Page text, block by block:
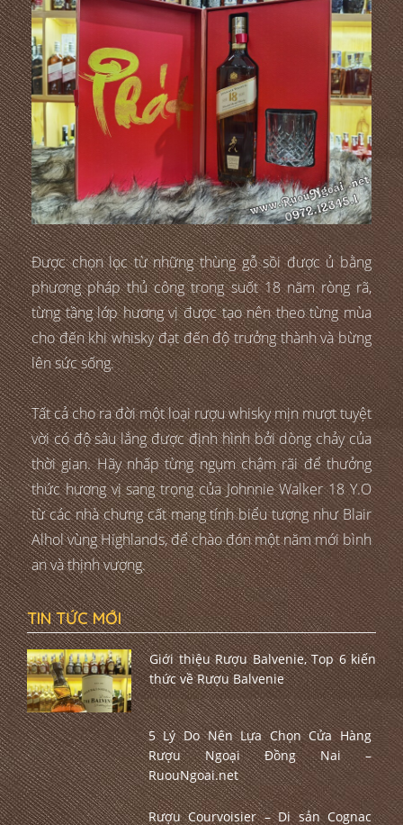
Được chọn lọc từ những thùng gỗ sồi được ủ bằng
phương pháp thủ công trong suốt 18 năm ròng rã,
từng tầng lớp hương vị được tạo nên theo từng mùa
cho đến khi whisky đạt đến độ trưởng thành và bừng
lên sức sống.
Tất cả cho ra đời một loại rượu whisky mịn mượt tuyệt
vời có độ sâu lắng được định hình bởi dòng chảy của
thời gian. Hãy nhấp từng ngụm chậm rãi để thưởng
thức hương vị sang trọng của Johnnie Walker 18 Y.O
từ các nhà chưng cất mang tính biểu tượng như Blair
Alhol vùng Highlands, để chào đón một năm mới bình
an và thịnh vượng.
TIN TỨC MỚI
Giới thiệu Rượu Balvenie, Top 6 kiến
thức về Rượu Balvenie
5 Lý Do Nên Lựa Chọn Cửa Hàng
Rượu Ngoại Đồng Nai –
RuouNgoai.net
Rượu Courvoisier – Di sản Cognac